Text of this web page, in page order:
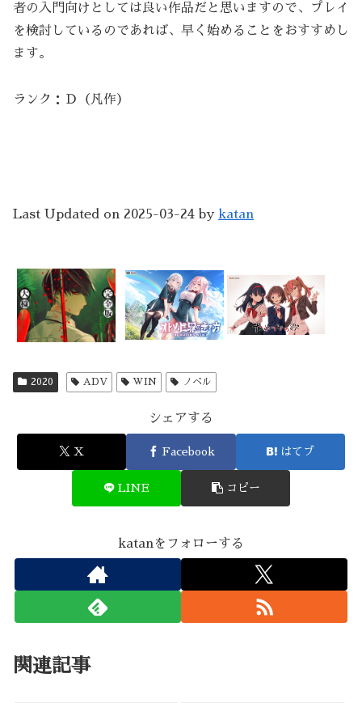
者の入門向けとしては良い作品だと思いますので、プレイ
を検討しているのであれば、早く始めることをおすすめし
ます。
ランク：Ｄ（凡作）
Last Updated on 2025-03-24 by katan
2020 ADV WIN ノベル
シェアする
X Facebook はてブ
LINE コピー
katanをフォローする
関連記事